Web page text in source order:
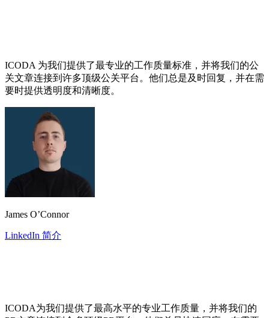
ICODA 为我们提供了最专业的工作质量标准，并将我们的公
关文章连接到许多顶级公关平台。他们总是及时回复，并在需
要时提供透明度和清晰度。
James O’Connor
LinkedIn 简介
ICODA为我们提供了最高水平的专业工作质量，并将我们的